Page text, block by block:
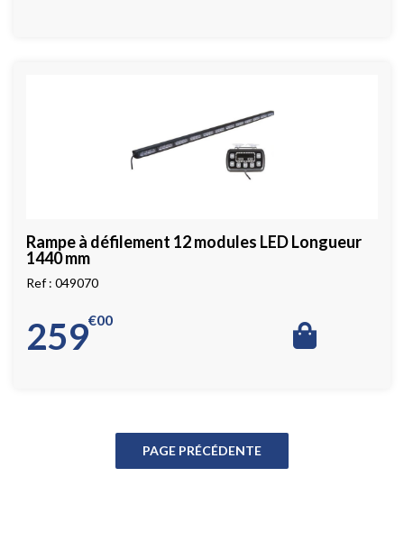
Rampe à défilement 12 modules LED Longueur
1440 mm
049070
259 00
€